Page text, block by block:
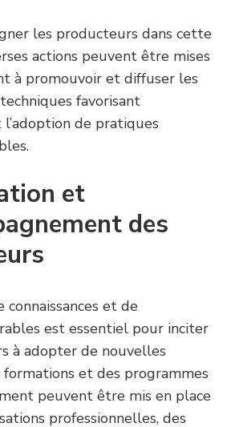
les producteurs dans cette
actions peuvent être mises
à promouvoir et diffuser les
favorisant
l’adoption de pratiques
et
des
et de
est essentiel pour inciter
à adopter de nouvelles
formations et des programmes
peuvent être mis en place
professionnelles, des